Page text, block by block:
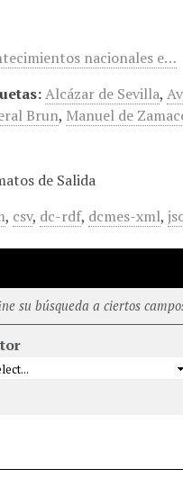
nacionales e…
Alcázar de Sevilla,
Brun, Manuel de
de Salida
, csv, dc-rdf, dcmes-xml,
su búsqueda a ciertos